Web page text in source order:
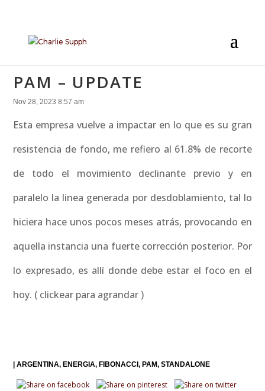
PAM – UPDATE
Nov 28, 2023 8:57 am
Esta empresa vuelve a impactar en lo que es su gran
resistencia de fondo, me refiero al 61.8% de recorte
de todo el movimiento declinante previo y en
paralelo la linea generada por desdoblamiento, tal lo
hiciera hace unos pocos meses atrás, provocando en
aquella instancia una fuerte corrección posterior. Por
lo expresado, es allí donde debe estar el foco en el
hoy. ( clickear para agrandar )
|ARGENTINA ENERGIA FIBONACCI PAM STANDALONE